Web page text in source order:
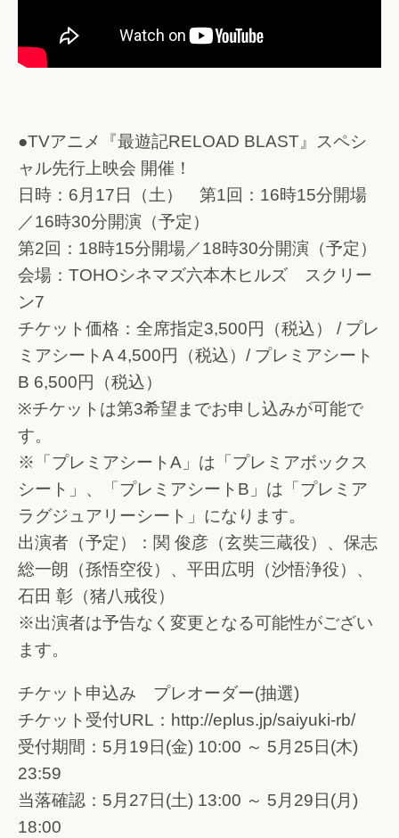
●TVアニメ『最遊記RELOAD BLAST』スペシ
ャル先行上映会 開催！
日時：6月17日（土） 第1回：16時15分開場
／16時30分開演（予定）
第2回：18時15分開場／18時30分開演（予定）
会場：TOHOシネマズ六本木ヒルズ スクリー
ン7
チケット価格：全席指定3,500円（税込） / プレ
ミアシートA 4,500円（税込）/ プレミアシート
B 6,500円（税込）
※チケットは第3希望までお申し込みが可能で
す。
※「プレミアシートA」は「プレミアボックス
シート」、「プレミアシートB」は「プレミア
ラグジュアリーシート」になります。
出演者（予定）：関 俊彦（玄奘三蔵役）、保志
総一朗（孫悟空役）、平田広明（沙悟浄役）、
石田 彰（猪八戒役）
※出演者は予告なく変更となる可能性がござい
ます。
チケット申込み プレオーダー(抽選)
チケット受付URL：http://eplus.jp/saiyuki-rb/
受付期間：5月19日(金) 10:00 ～ 5月25日(木)
23:59
当落確認：5月27日(土) 13:00 ～ 5月29日(月)
18:00